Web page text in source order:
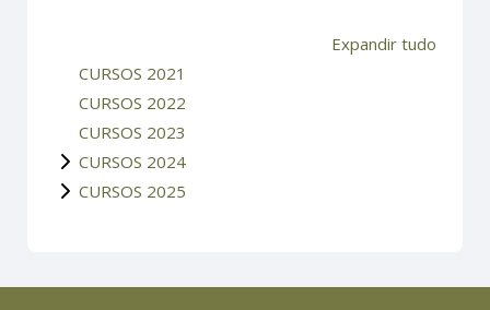
Expandir tudo
CURSOS 2021
CURSOS 2022
CURSOS 2023
CURSOS 2024
CURSOS 2025